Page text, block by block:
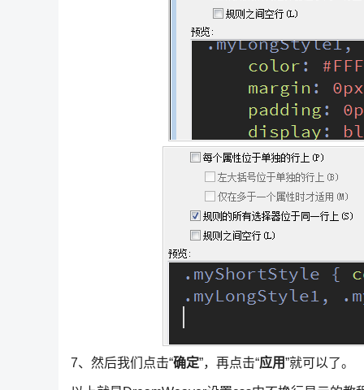
7、然后我们点击“确定”，再点击“应用”就可以了。